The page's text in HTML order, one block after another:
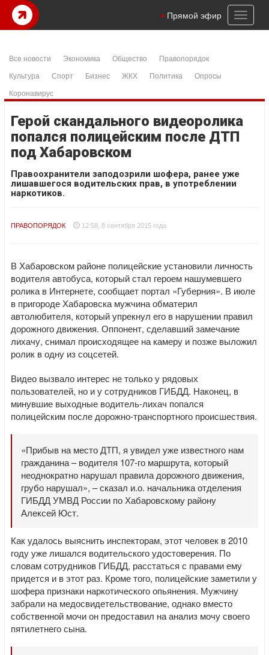
Toggle
Прямой эфир
Все новости Экономика Общество
Правопорядок
Культура
Спорт Бизнес ЖКХ Политика
Опросы
Коронавирус
Герой скандального видеоролика
попался полицейским после ДТП
под Хабаровском
Правоохранители заподозрили шофера, ранее уже
лишавшегося водительских прав, в употреблении
наркотиков.
ПРАВОПОРЯДОК 12:58, 8 сентября 2015 года
В Хабаровском районе полицейские установили личность
водителя автобуса, который стал героем нашумевшего
ролика в Интернете, сообщает портал «Губерния». В июле
в пригороде Хабаровска мужчина обматерил
автолюбителя, который упрекнул его в нарушении правил
дорожного движения. Оппонент, сделавший замечание
лихачу, снимал происходящее на камеру и позже выложил
ролик в одну из соцсетей.
Видео вызвало интерес не только у рядовых
пользователей, но и у сотрудников ГИБДД. Наконец, в
минувшие выходные водитель-лихач попался
полицейским после дорожно-транспортного происшествия.
«Прибыв на место ДТП, я увидел уже известного нам
гражданина – водителя 107-го маршрута, который
неоднократно нарушал правила дорожного движения,
грубо нарушал», – сказал и.о. начальника отделения
ГИБДД УМВД России по Хабаровскому району
Алексей Юст.
Как удалось выяснить инспекторам, этот человек в 2010
году уже лишался водительского удостоверения. По
словам сотрудников ГИБДД, расстаться с правами ему
придется и в этот раз. Кроме того, полицейские заметили у
шофера признаки наркотического опьянения. Мужчину
забрали на медосвидетельствование, однако вместо
собственной мочи он предоставил на анализ мочу своего
пятилетнего сына.